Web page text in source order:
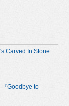
Carved In Stone
『Goodbye to